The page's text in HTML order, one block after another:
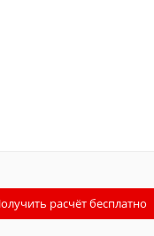
расчёт бесплатно